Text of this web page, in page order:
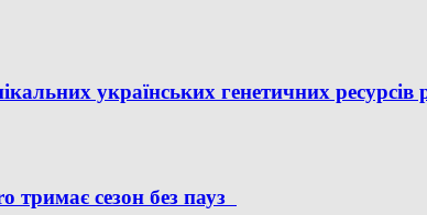
українських генетичних ресурсів
тримає сезон без пауз